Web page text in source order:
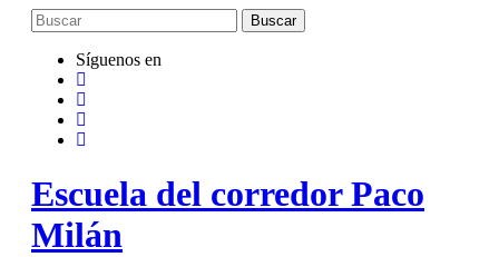
Saltar
al
contenidoSíguenos en
Escuela del corredor Paco
Milán